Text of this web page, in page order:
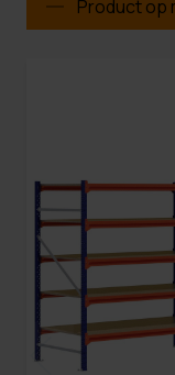
Product op